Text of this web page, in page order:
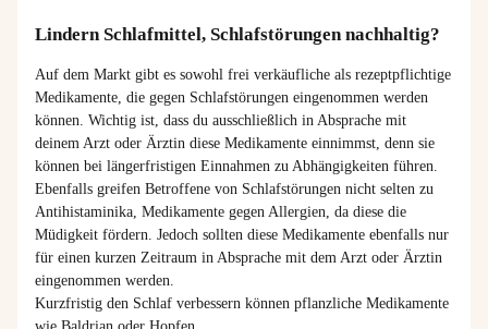
Lindern Schlafmittel, Schlafstörungen nachhaltig?
Auf dem Markt gibt es sowohl frei verkäufliche als rezeptpflichtige
Medikamente, die gegen Schlafstörungen eingenommen werden
können. Wichtig ist, dass du ausschließlich in Absprache mit
deinem Arzt oder Ärztin diese Medikamente einnimmst, denn sie
können bei längerfristigen Einnahmen zu Abhängigkeiten führen.
Ebenfalls greifen Betroffene von Schlafstörungen nicht selten zu
Antihistaminika, Medikamente gegen Allergien, da diese die
Müdigkeit fördern. Jedoch sollten diese Medikamente ebenfalls nur
für einen kurzen Zeitraum in Absprache mit dem Arzt oder Ärztin
eingenommen werden.
Kurzfristig den Schlaf verbessern können pflanzliche Medikamente